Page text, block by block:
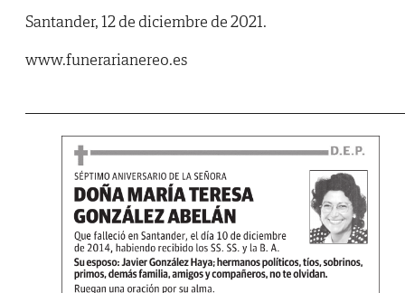
Santander, 12 de diciembre de 2021.
www.funerarianereo.es